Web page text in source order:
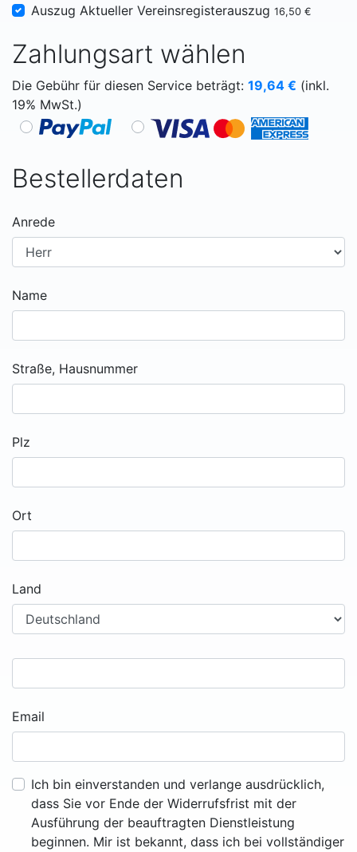
Auszug Aktueller Vereinsregisterauszug 16,50 €
Zahlungsart wählen
Die Gebühr für diesen Service beträgt: 19,64 € (inkl.
19% MwSt.)
Bestellerdaten
Anrede
Name
Straße, Hausnummer
Plz
Ort
Land
Email
Ich bin einverstanden und verlange ausdrücklich,
dass Sie vor Ende der Widerrufsfrist mit der
Ausführung der beauftragten Dienstleistung
beginnen. Mir ist bekannt, dass ich bei vollständiger